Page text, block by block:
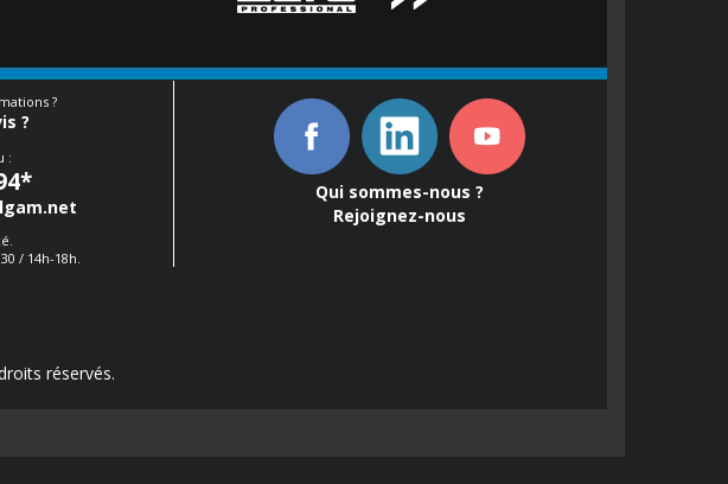
?
?
:
*
/ 14h-18h.
Qui sommes-nous ?
Rejoignez-nous
réservés.